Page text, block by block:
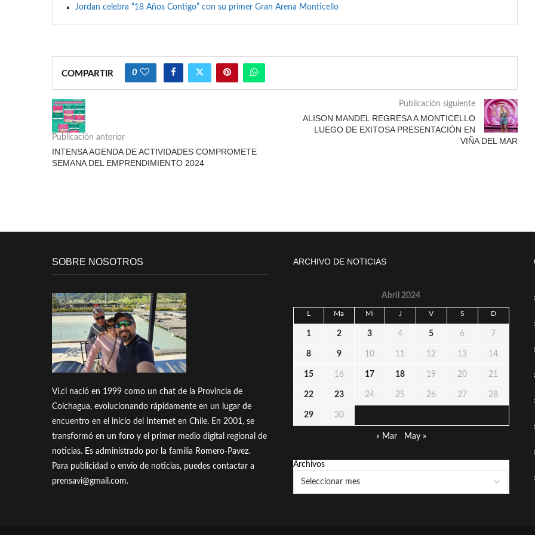
Jordan celebra “18 Años Contigo” con su primer Gran Arena Monticello
COMPARTIR 0
Publicación anterior
INTENSA AGENDA DE ACTIVIDADES COMPROMETE
SEMANA DEL EMPRENDIMIENTO 2024
Publicación siguiente
ALISON MANDEL REGRESA A MONTICELLO
LUEGO DE EXITOSA PRESENTACIÓN EN
VIÑA DEL MAR
SOBRE NOSOTROS
Vi.cl nació en 1999 como un chat de la Provincia de
Colchagua, evolucionando rápidamente en un lugar de
encuentro en el inicio del Internet en Chile. En 2001, se
transformó en un foro y el primer medio digital regional de
noticias. Es administrado por la familia Romero-Pavez.
Para publicidad o envío de noticias, puedes contactar a
prensavi@gmail.com.
ARCHIVO DE NOTICIAS
Abril 2024
L Ma Mi J V S D
1 2 3 4 5 6 7
8 9 10 11 12 13 14
15 16 17 18 19 20 21
22 23 24 25 26 27 28
29 30
« Mar May »
Archivos